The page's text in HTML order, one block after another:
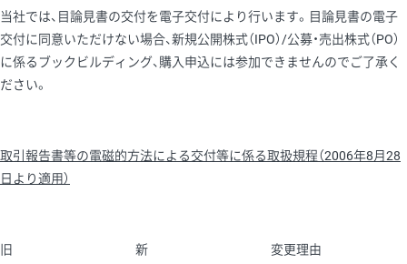
当社では、目論見書の交付を電子交付により行います。目論見書の電子
交付に同意いただけない場合、新規公開株式（IPO）/公募・売出株式（PO）
に係るブックビルディング、購入申込には参加できませんのでご了承く
ださい。
取引報告書等の電磁的方法による交付等に係る取扱規程（2006年8月28
日より適用）
旧 新 変更理由